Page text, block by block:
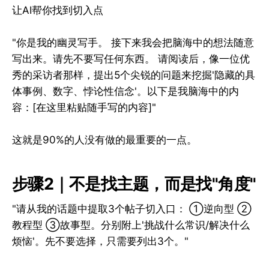
让AI帮你找到切入点
"你是我的幽灵写手。 接下来我会把脑海中的想法随意
写出来。请先不要写任何东西。 请阅读后，像一位优
秀的采访者那样，提出5个尖锐的问题来挖掘'隐藏的具
体事例、数字、悖论性信念'。以下是我脑海中的内
容：[在这里粘贴随手写的内容]"
这就是90%的人没有做的最重要的一点。
步骤2｜不是找主题，而是找"角度"
"请从我的话题中提取3个帖子切入口： ①逆向型 ②
教程型 ③故事型。分别附上'挑战什么常识/解决什么
烦恼'。先不要选择，只需要列出3个。"